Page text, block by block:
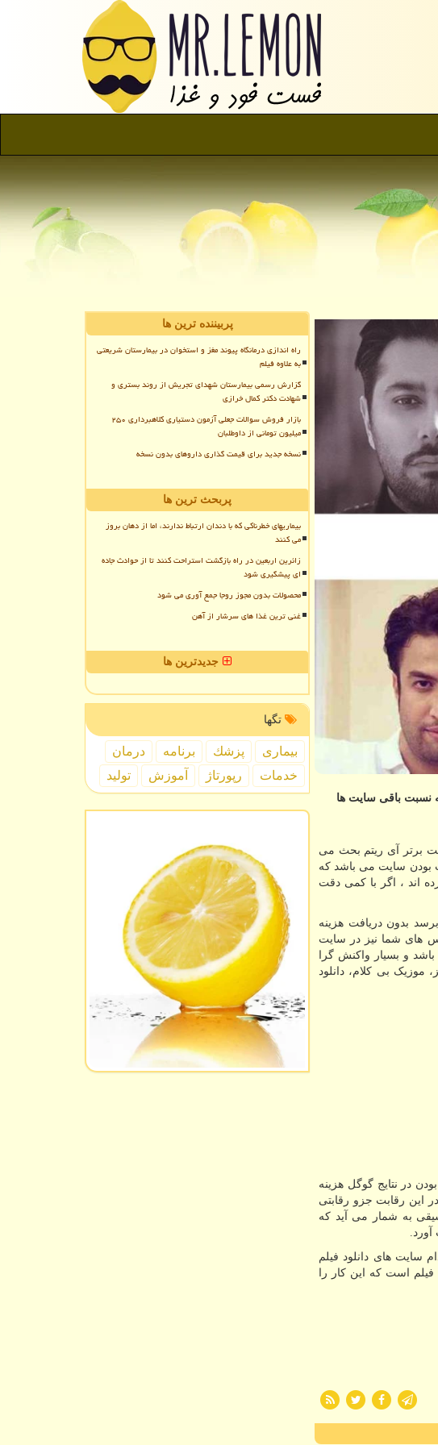
نسبت باقی سایت ها
برتر آی ریتم بحث می
بودن سایت می باشد که
اند ، اگر با کمی دقت
بدون دریافت هزینه
های شما نیز در سایت
و بسیار واکنش گرا
بی کلام، دانلود
در نتایج گوگل هزینه
این رقابت جزو رقابتی
به شمار می آید که
سایت های دانلود فیلم
است که این کار را
پربیننده ترین ها
راه اندازی درمانگاه پیوند مغز و استخوان در بیمارستان شریعتی
به علاوه فیلم
گزارش رسمی بیمارستان شهدای تجریش از روند بستری و
شهادت دکتر کمال خرازی
بازار فروش سوالات جعلی آزمون دستیاری کلاهبرداری ۲۵۰
میلیون تومانی از داوطلبان
نسخه جدید برای قیمت گذاری داروهای بدون نسخه
پربحث ترین ها
بیماریهای خطرناکی که با دندان ارتباط ندارند، اما از دهان بروز
می کنند
زائرین اربعین در راه بازگشت استراحت کنند تا از حوادث جاده
ای پیشگیری شود
محصولات بدون مجوز روجا جمع آوری می شود
غنی ترین غذا های سرشار از آهن
جدیدترین ها
تگها
بیماری پزشك برنامه
درمان
خدمات
رپورتاژ آموزش تولید